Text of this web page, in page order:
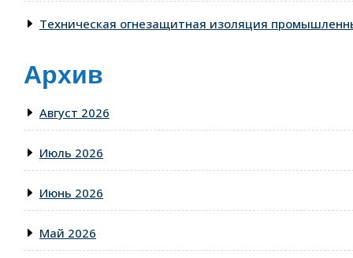
Техническая огнезащитная изоляция
Архив
Август 2026
Июль 2026
Июнь 2026
Май 2026